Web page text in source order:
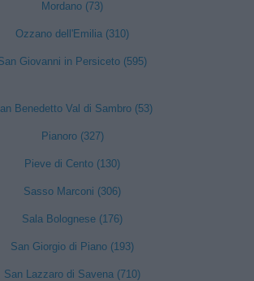
Mordano (73)
Ozzano dell'Emilia (310)
Giovanni in Persiceto (595)
Benedetto Val di Sambro (53)
Pianoro (327)
Pieve di Cento (130)
Sasso Marconi (306)
Sala Bolognese (176)
San Giorgio di Piano (193)
San Lazzaro di Savena (710)